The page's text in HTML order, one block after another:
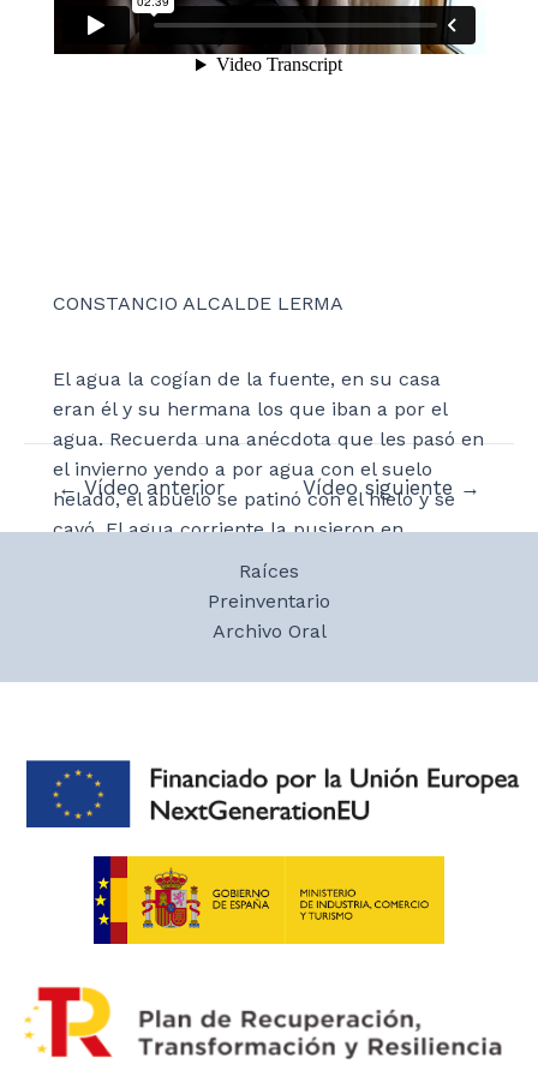
CONSTANCIO ALCALDE LERMA
El agua la cogían de la fuente, en su casa
eran él y su hermana los que iban a por el
agua. Recuerda una anécdota que les pasó en
el invierno yendo a por agua con el suelo
helado, el abuelo se patinó con el hielo y se
cayó. El agua corriente la pusieron en
Castilfrío en los años 70, la instalación costó
mucho porque es una zona rocosa.
Navegación
←Vídeo anterior Vídeo siguiente →
Raíces
Preinventario
Archivo Oral